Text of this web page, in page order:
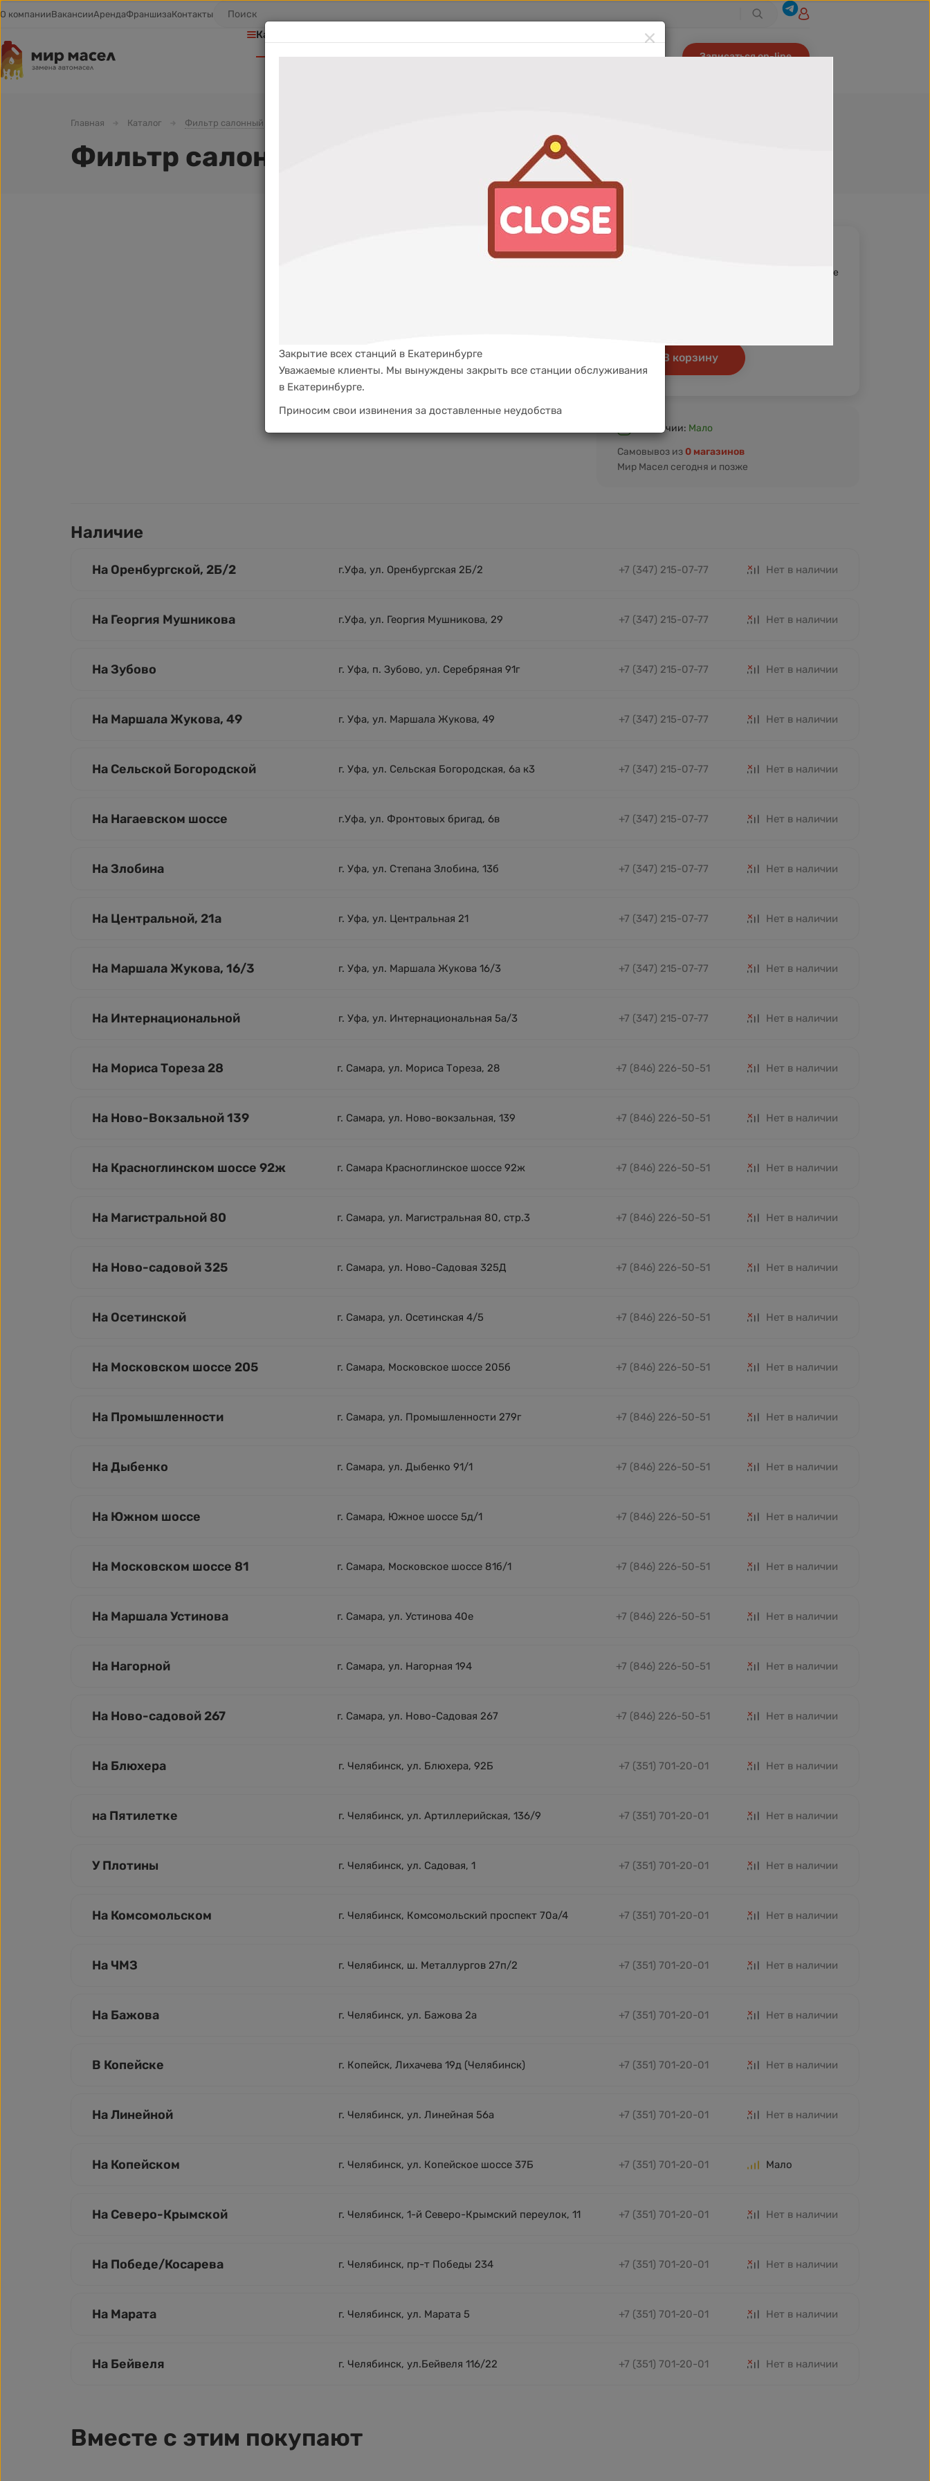
О компанииВакансииАрендаФраншизаКонтакты
Каталог товаров
Записаться on-line
Главная Каталог Фильтр салонный
Фильтр салонный Masuma MCK3067
MCK3067 97133R0500
С картой
В избранное
В корзину
В наличии: Мало
Самовывоз из0 магазинов
Мир Масел сегодня и позже
Наличие
На Оренбургской, 2Б/2 г.Уфа, ул. Оренбургская 2Б/2 +7 (347) 215-07-77 Нет в наличии
На Георгия Мушникова г.Уфа, ул. Георгия Мушникова, 29 +7 (347) 215-07-77 Нет в наличии
На Зубово г. Уфа, п. Зубово, ул. Серебряная 91г +7 (347) 215-07-77 Нет в наличии
На Маршала Жукова, 49 г. Уфа, ул. Маршала Жукова, 49 +7 (347) 215-07-77 Нет в наличии
На Сельской Богородской г. Уфа, ул. Сельская Богородская, 6а к3 +7 (347) 215-07-77 Нет в наличии
На Нагаевском шоссе г.Уфа, ул. Фронтовых бригад, 6в +7 (347) 215-07-77 Нет в наличии
На Злобина г. Уфа, ул. Степана Злобина, 13б +7 (347) 215-07-77 Нет в наличии
На Центральной, 21а г. Уфа, ул. Центральная 21 +7 (347) 215-07-77 Нет в наличии
На Маршала Жукова, 16/3 г. Уфа, ул. Маршала Жукова 16/3 +7 (347) 215-07-77 Нет в наличии
На Интернациональной г. Уфа, ул. Интернациональная 5а/3 +7 (347) 215-07-77 Нет в наличии
На Мориса Тореза 28 г. Самара, ул. Мориса Тореза, 28 +7 (846) 226-50-51 Нет в наличии
На Ново-Вокзальной 139 г. Самара, ул. Ново-вокзальная, 139 +7 (846) 226-50-51 Нет в наличии
На Красноглинском шоссе 92ж г. Самара Красноглинское шоссе 92ж +7 (846) 226-50-51 Нет в наличии
На Магистральной 80 г. Самара, ул. Магистральная 80, стр.3 +7 (846) 226-50-51 Нет в наличии
На Ново-садовой 325 г. Самара, ул. Ново-Садовая 325Д +7 (846) 226-50-51 Нет в наличии
На Осетинской г. Самара, ул. Осетинская 4/5 +7 (846) 226-50-51 Нет в наличии
На Московском шоссе 205 г. Самара, Московское шоссе 205б +7 (846) 226-50-51 Нет в наличии
На Промышленности г. Самара, ул. Промышленности 279г +7 (846) 226-50-51 Нет в наличии
На Дыбенко г. Самара, ул. Дыбенко 91/1 +7 (846) 226-50-51 Нет в наличии
На Южном шоссе г. Самара, Южное шоссе 5д/1 +7 (846) 226-50-51 Нет в наличии
На Московском шоссе 81 г. Самара, Московское шоссе 81б/1 +7 (846) 226-50-51 Нет в наличии
На Маршала Устинова г. Самара, ул. Устинова 40е +7 (846) 226-50-51 Нет в наличии
На Нагорной г. Самара, ул. Нагорная 194 +7 (846) 226-50-51 Нет в наличии
На Ново-садовой 267 г. Самара, ул. Ново-Садовая 267 +7 (846) 226-50-51 Нет в наличии
На Блюхера г. Челябинск, ул. Блюхера, 92Б +7 (351) 701-20-01 Нет в наличии
на Пятилетке г. Челябинск, ул. Артиллерийская, 136/9 +7 (351) 701-20-01 Нет в наличии
У Плотины г. Челябинск, ул. Садовая, 1 +7 (351) 701-20-01 Нет в наличии
На Комсомольском г. Челябинск, Комсомольский проспект 70а/4 +7 (351) 701-20-01 Нет в наличии
На ЧМЗ г. Челябинск, ш. Металлургов 27п/2 +7 (351) 701-20-01 Нет в наличии
На Бажова г. Челябинск, ул. Бажова 2а +7 (351) 701-20-01 Нет в наличии
В Копейске г. Копейск, Лихачева 19д (Челябинск) +7 (351) 701-20-01 Нет в наличии
На Линейной г. Челябинск, ул. Линейная 56а +7 (351) 701-20-01 Нет в наличии
На Копейском г. Челябинск, ул. Копейское шоссе 37Б +7 (351) 701-20-01 Мало
На Северо-Крымской г. Челябинск, 1-й Северо-Крымский переулок, 11 +7 (351) 701-20-01 Нет в наличии
На Победе/Косарева г. Челябинск, пр-т Победы 234 +7 (351) 701-20-01 Нет в наличии
На Марата г. Челябинск, ул. Марата 5 +7 (351) 701-20-01 Нет в наличии
На Бейвеля г. Челябинск, ул.Бейвеля 116/22 +7 (351) 701-20-01 Нет в наличии
Вместе с этим покупают
Закрытие всех станций в Екатеринбурге
Уважаемые клиенты. Мы вынуждены закрыть все станции обслуживания
в Екатеринбурге.
Приносим свои извинения за доставленные неудобства